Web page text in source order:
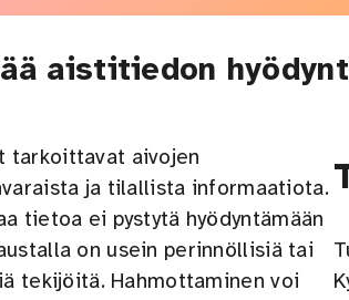
aistitiedon
tarkoittavat aivojen
ja tilallista informaatiota.
tietoa ei pystytä hyödyntämään
on usein perinnöllisiä tai
tekijöitä. Hahmottaminen voi